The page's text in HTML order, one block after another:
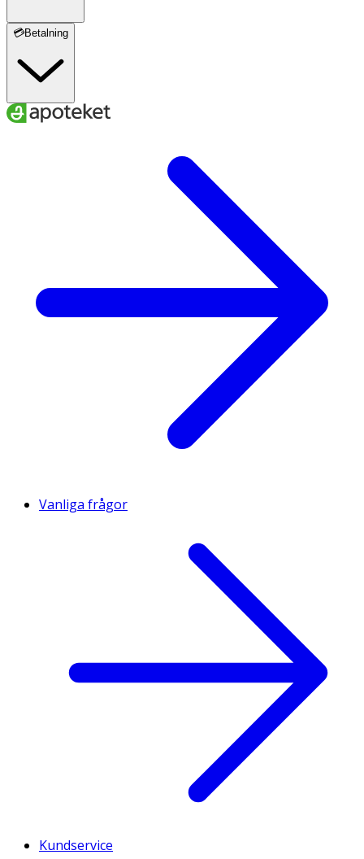
💳Betalning
Vanliga frågor
Kundservice